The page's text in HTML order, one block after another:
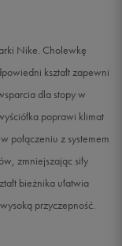
o dostępności
Powiadom o dostępności
o dostępności
Nike. Cholewkę
kształt zapewni
dla stopy w
poprawi klimat
połączeniu z systemem
zmniejszając siły
bieżnika ułatwia
przyczepność.